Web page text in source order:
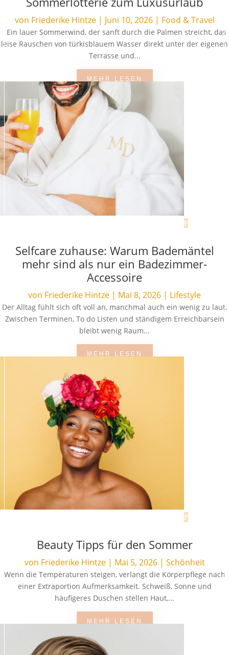
von Friederike Hintze| Juni 10, 2026| Food & Travel
Ein lauer Sommerwind, der sanft durch die Palmen streicht, das
leise Rauschen von türkisblauem Wasser direkt unter der eigenen
Terrasse und...
MEHR LESEN
Selfcare zuhause: Warum Bademäntel
mehr sind als nur ein Badezimmer-
Accessoire
von Friederike Hintze | Mai 8, 2026 | Lifestyle
Der Alltag fühlt sich oft voll an, manchmal auch ein wenig zu laut.
Zwischen Terminen, To do Listen und ständigem Erreichbarsein
bleibt wenig Raum...
MEHR LESEN
Beauty Tipps für den Sommer
von Friederike Hintze| Mai 5, 2026| Schönheit
Wenn die Temperaturen steigen, verlangt die Körperpflege nach
einer Extraportion Aufmerksamkeit. Schweiß, Sonne und
häufigeres Duschen stellen Haut,...
MEHR LESEN